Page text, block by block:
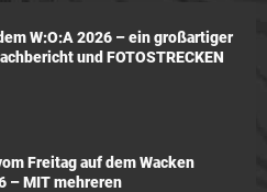
W:O:A 2026 – ein großartiger
und FOTOSTRECKEN
Freitag auf dem Wacken
– MIT mehreren